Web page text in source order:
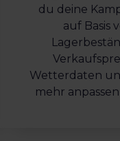
du deine
auf Basis
Wetterdaten
mehr